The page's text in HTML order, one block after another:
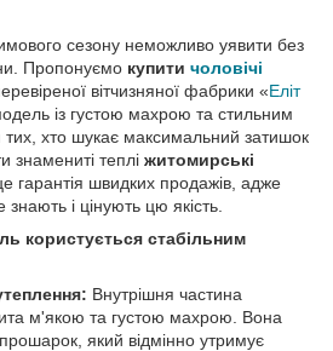
сезону неможливо уявити без
Пропонуємо купити чоловічі
вітчизняної фабрики «Еліт
із густою махрою та стильним
хто шукає максимальний затишок
знамениті теплі житомирські
гарантія швидких продажів, адже
знають і цінують цю якість.
користується стабільним
Внутрішня частина
м'якою та густою махрою. Вона
який відмінно утримує